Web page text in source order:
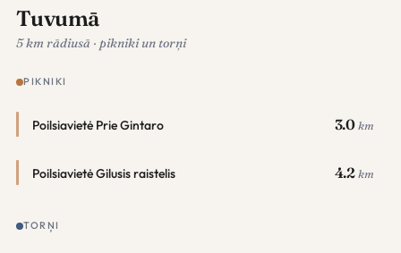
Tuvumā
5 km rādiusā · pikniki un torņi
PIKNIKI
Poilsiavietė Prie Gintaro 3.0 km
Poilsiavietė Gilusis raistelis 4.2 km
TORŅI